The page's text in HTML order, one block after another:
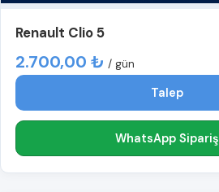
Renault Clio 5
2.700,00 ₺ / gün
Talep
WhatsApp Sipariş